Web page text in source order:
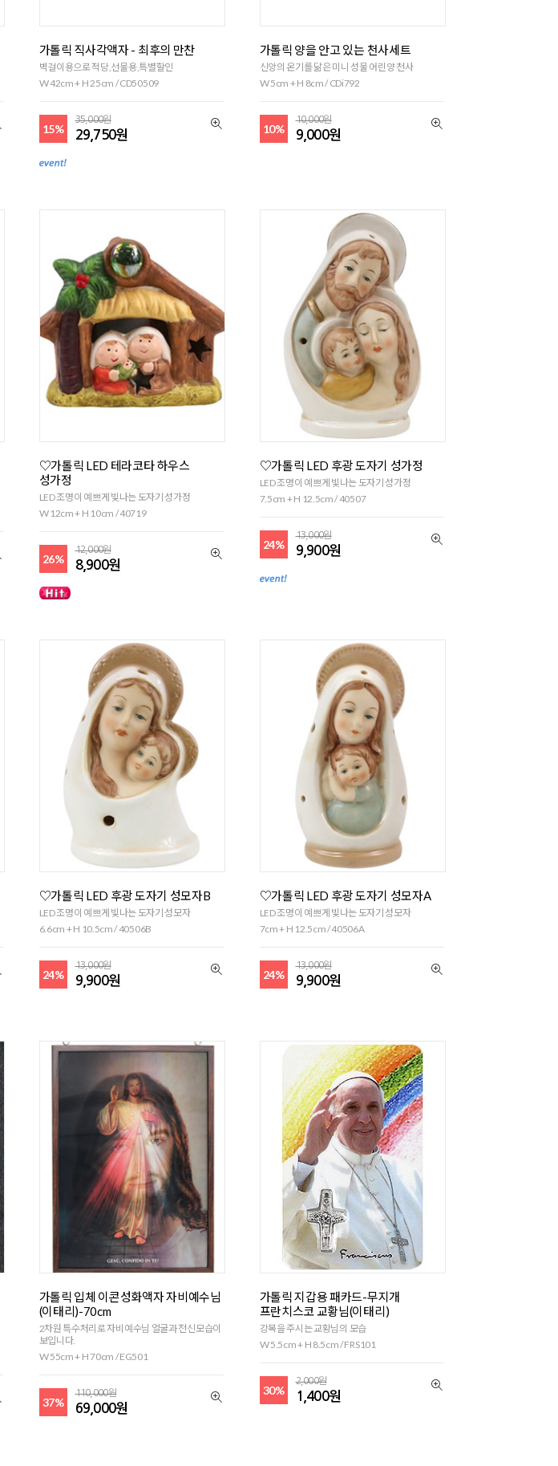
가톨릭 직사각액자 - 최후의 만찬
벽걸이용으로 적당,선물용,특별할인
W 42cm + H 25cm / CD50509
15%
35,000원
29,750원
가톨릭 양을 안고 있는 천사세트
신앙의 온기를 닮은 미니 성물 어린양 천사
W 5cm + H 8cm / CDi792
10%
10,000원
9,000원
♡가톨릭 LED 테라코타 하우스
성가정
LED 조명이 예쁘게 빛나는 도자기 성가정
W 12cm + H 10cm / 40719
26%
12,000원
8,900원
♡가톨릭 LED 후광 도자기 성가정
LED 조명이 예쁘게 빛나는 도자기 성가정
7.5cm + H 12.5cm / 40507
24%
13,000원
9,900원
♡가톨릭 LED 후광 도자기 성모자B
LED 조명이 예쁘게 빛나는 도자기 성모자
6.6cm + H 10.5cm / 40506B
24%
13,000원
9,900원
♡가톨릭 LED 후광 도자기 성모자A
LED 조명이 예쁘게 빛나는 도자기 성모자
7cm + H 12.5cm / 40506A
24%
13,000원
9,900원
가톨릭 입체 이콘성화액자 자비예수님
(이태리)-70cm
2차원 특수처리로 자비예수님 얼굴과 전신모습이
보입니다.
W 55cm + H 70cm / EG501
37%
110,000원
69,000원
가톨릭 지갑용 패카드-무지개
프란치스코 교황님(이태리)
강복을 주시는 교황님의 모습
W 5.5cm + H 8.5cm / FRS101
30%
2,000원
1,400원